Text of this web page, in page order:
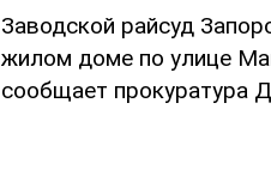
Заводской райсуд
жилом доме по улице
сообщает прокуратура